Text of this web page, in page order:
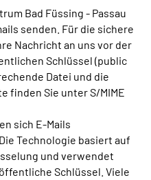
Bad Füssing - Passau
senden. Für die sichere
Nachricht an uns vor der
Schlüssel (public
Datei und die
finden Sie unter S/MIME
sich E-Mails
Technologie basiert auf
und verwendet
Schlüssel. Viele